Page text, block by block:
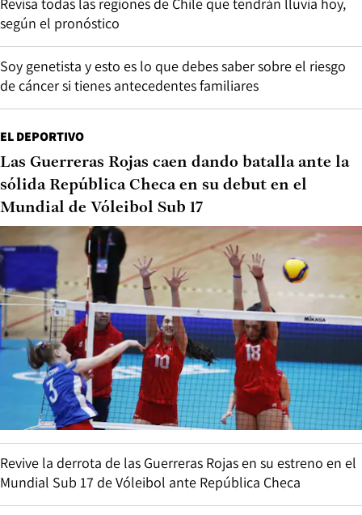
Revisa todas las regiones de Chile que tendrán lluvia hoy,
según el pronóstico
Soy genetista y esto es lo que debes saber sobre el riesgo
de cáncer si tienes antecedentes familiares
EL DEPORTIVO
Las Guerreras Rojas caen dando batalla ante la
sólida República Checa en su debut en el
Mundial de Vóleibol Sub 17
Revive la derrota de las Guerreras Rojas en su estreno en el
Mundial Sub 17 de Vóleibol ante República Checa